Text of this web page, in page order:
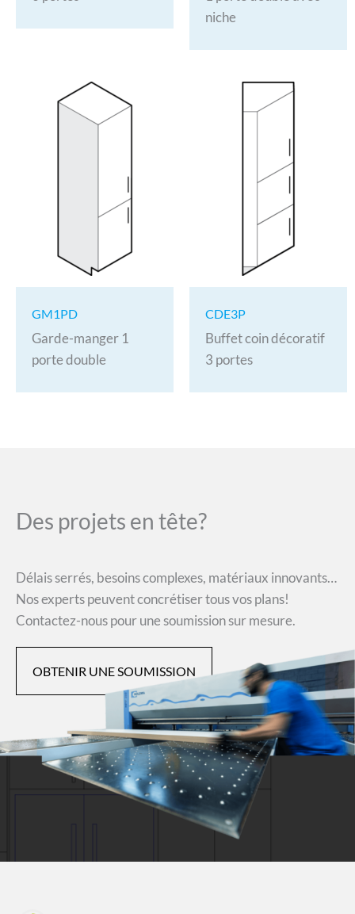
niche
GM1PD
Garde-manger 1
porte double
CDE3P
Buffet coin décoratif
3 portes
Des projets en tête?
Délais serrés, besoins complexes, matériaux innovants…
Nos experts peuvent concrétiser tous vos plans!
Contactez-nous pour une soumission sur mesure.
OBTENIR UNE SOUMISSION